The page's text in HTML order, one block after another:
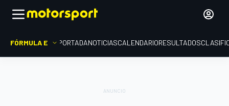
FÓRMULA E PORTADANOTICIASCALENDARIORESULTADOS